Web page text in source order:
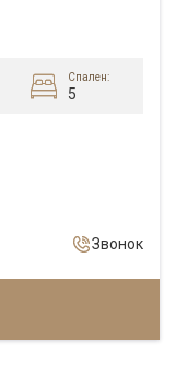
Спален:
5
Звонок